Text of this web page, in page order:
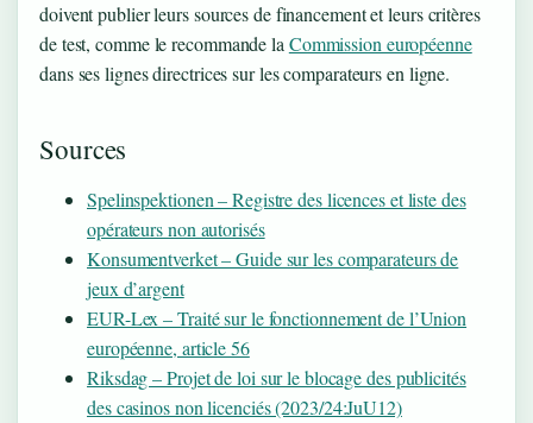
doivent publier leurs sources de financement et leurs critères
de test, comme le recommande laCommission européenne
dans ses lignes directrices sur les comparateurs en ligne.
Sources
Spelinspektionen – Registre des licences et liste des
opérateurs non autorisés
Konsumentverket – Guide sur les comparateurs de
jeux d’argent
EUR-Lex – Traité sur le fonctionnement de l’Union
européenne, article 56
Riksdag – Projet de loi sur le blocage des publicités
des casinos non licenciés (2023/24:JuU12)